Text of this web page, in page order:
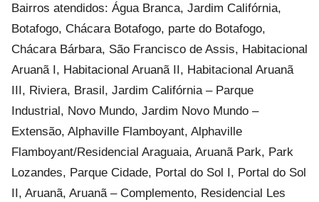
Bairros atendidos: Água Branca, Jardim Califórnia,
Botafogo, Chácara Botafogo, parte do Botafogo,
Chácara Bárbara, São Francisco de Assis, Habitacional
Aruanã I, Habitacional Aruanã II, Habitacional Aruanã
III, Riviera, Brasil, Jardim Califórnia – Parque
Industrial, Novo Mundo, Jardim Novo Mundo –
Extensão, Alphaville Flamboyant, Alphaville
Flamboyant/Residencial Araguaia, Aruanã Park, Park
Lozandes, Parque Cidade, Portal do Sol I, Portal do Sol
II, Aruanã, Aruanã – Complemento, Residencial Les